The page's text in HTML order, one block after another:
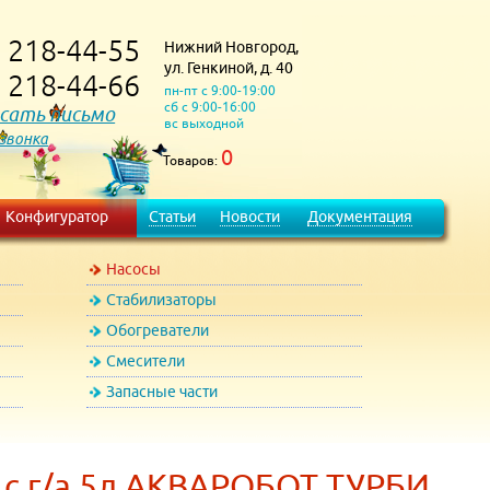
218-44-55
218-44-66
письмо
Нижний Новгород,
ул. Генкиной, д. 40
пн-пт с 9:00-19:00
сб с 9:00-16:00
вс выходной
Товаров: 0
Конфигуратор Статьи Новости Документация
Насосы
Стабилизаторы
Обогреватели
Смесители
Запасные части